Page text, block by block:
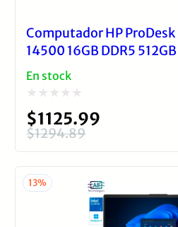
Computador HP ProDesk
14500 16GB DDR5 512GB
En stock
Valorado
con
de
5
$1294.89
original
$1294.89.
$1125.99
actual
$1125.99.
13%